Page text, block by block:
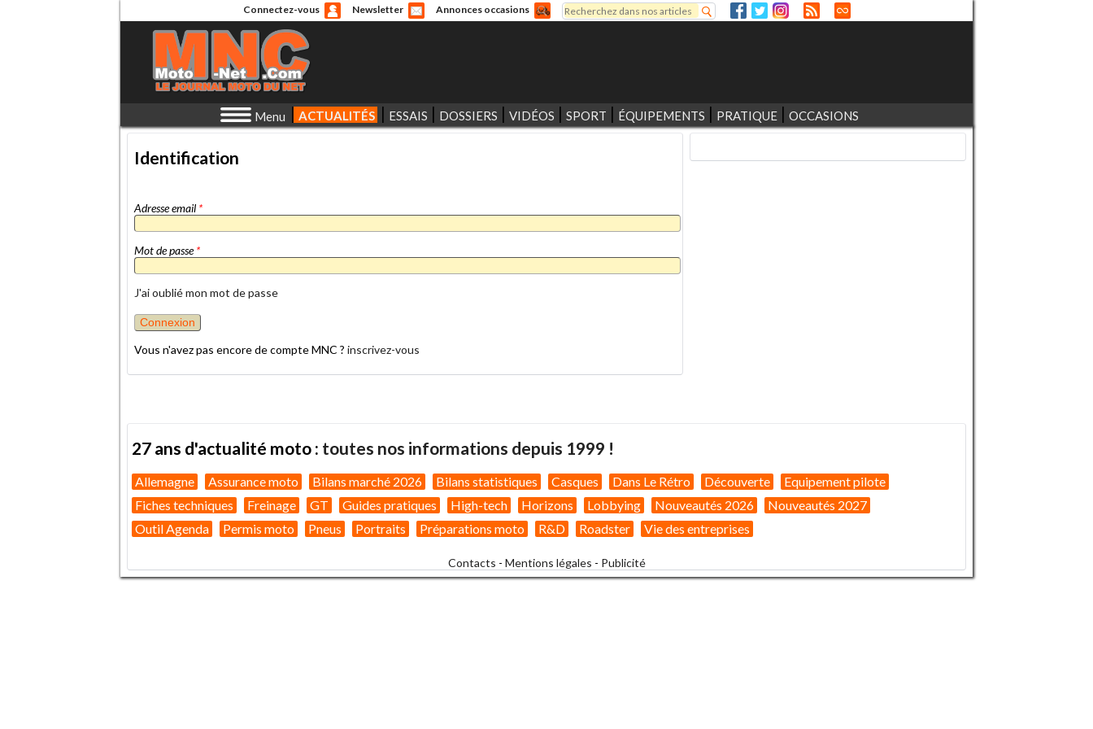
Connectez-vous Newsletter Annonces occasions
Formulaire de recherche
Rechercher
Menu ACTUALITÉS ESSAIS DOSSIERS VIDÉOS SPORT ÉQUIPEMENTS PRATIQUE OCCASIONS
Identification
Adresse email *
Mot de passe*
J'ai oublié mon mot de passe
Vous n'avez pas encore de compte MNC ? inscrivez-vous
27 ans d'actualité moto : toutes nos informations depuis 1999 !
Allemagne Assurance moto Bilans marché 2026 Bilans statistiques Casques Dans Le Rétro Découverte
Equipement pilote
Fiches techniques
Freinage GT Guides pratiques High-tech Horizons Lobbying Nouveautés 2026
Nouveautés 2027
Outil Agenda
Permis moto Pneus Portraits Préparations moto R&D Roadster Vie des entreprises
Contacts - Mentions légales - Publicité